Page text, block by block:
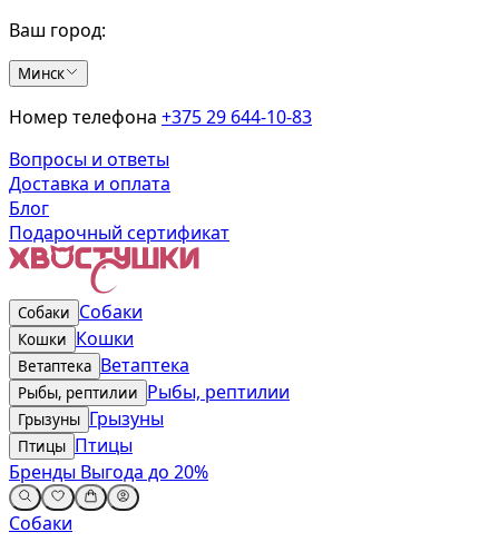
Ваш город:
Минск
Номер телефона +375 29 644-10-83
Вопросы и ответы
Доставка и оплата
Блог
Подарочный сертификат
Собаки Собаки
Кошки Кошки
Ветаптека Ветаптека
Рыбы, рептилии Рыбы, рептилии
Грызуны Грызуны
Птицы Птицы
Бренды Выгода до 20%
Собаки